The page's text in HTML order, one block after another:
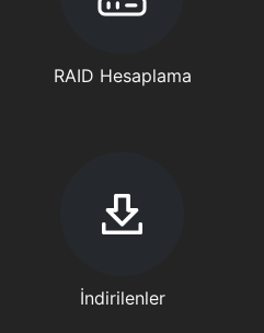
RAID Hesaplama
İndirilenler